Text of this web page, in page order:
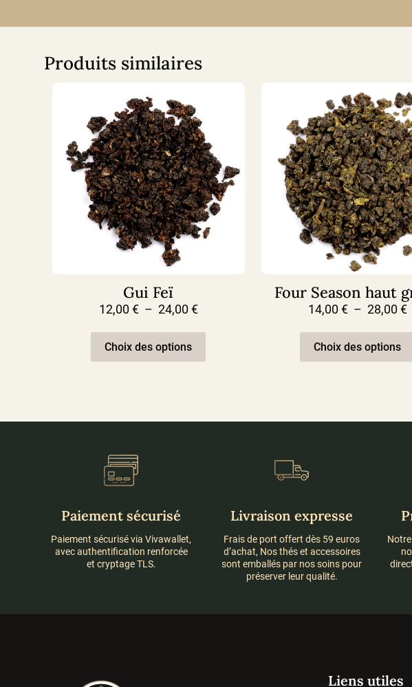
Produits similaires
Gui Feï
12,00 € – 24,00 €Plage
prix :
à
Choix des options
Four Season haut
14,00 € – 28,00 €
Choix des options
Paiement sécurisé
Paiement sécurisé via Vivawallet,
avec authentification renforcée
et cryptage TLS.
Livraison expresse
Frais de port offert dès 59 euros
d’achat, Nos thés et accessoires
sont emballés par nos soins pour
préserver leur qualité.
Liens utiles